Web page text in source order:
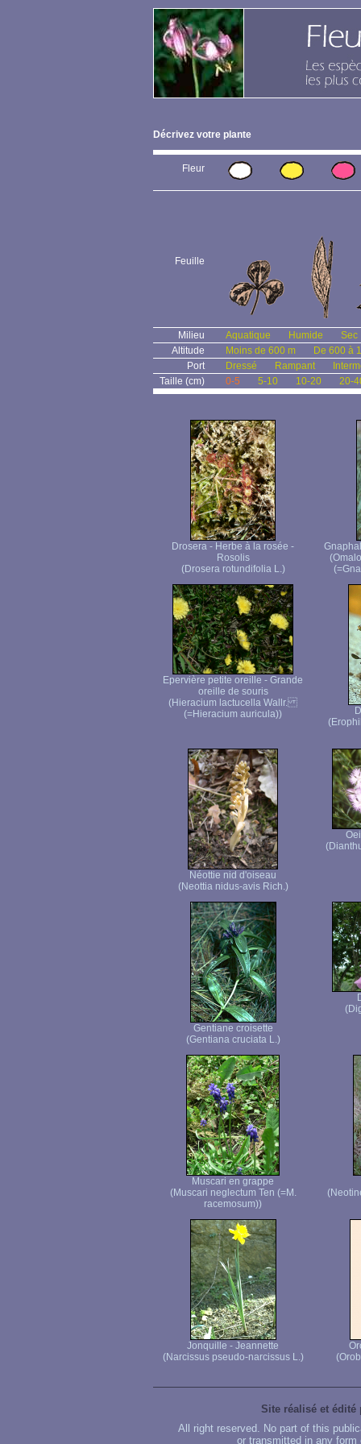
Décrivez votre plante
Fleur
Feuille
Milieu Aquatique Humide
Sec
Altitude
Moins de 600 m
De 600 à
Port
Dressé Rampant
Taille (cm)
0-5 5-10 10-20 20-
Drosera - Herbe à la rosée -
Rosolis
(Drosera rotundifolia L.)
Epervière petite oreille - Grande
oreille de souris
(Hieracium lactucella Wallr.
(=Hieracium auricula))
Néottie nid d'oiseau
(Neottia nidus-avis Rich.)
Gentiane croisette
(Gentiana cruciata L.)
Muscari en grappe
(Muscari neglectum Ten (=M.
racemosum))
Jonquille - Jeannette
(Narcissus pseudo-narcissus L.)
Site réalisé et édité
All right reserved. No part of this
or transmitted in any